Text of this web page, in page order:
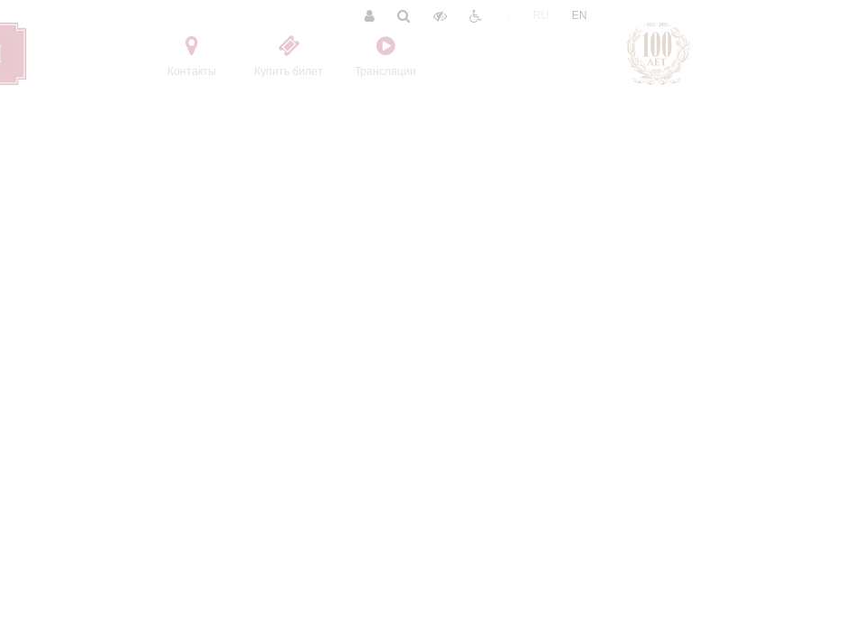
Контакты Купить билет Трансляции
EN